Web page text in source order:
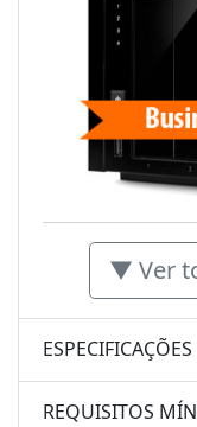
▼ Ver
ESPECIFICAÇÕES
REQUISITOS